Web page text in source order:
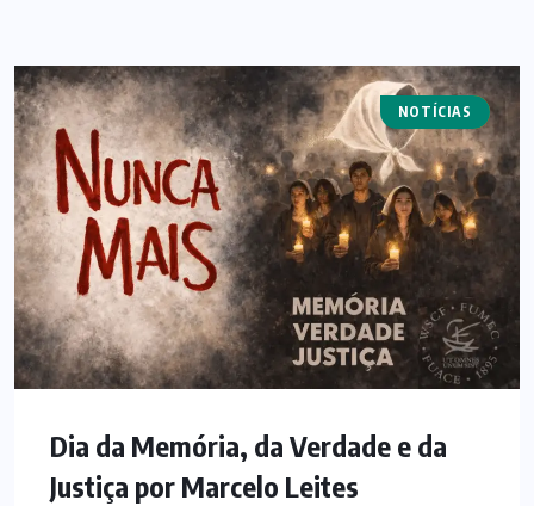
ARTIGOS
NOTÍCIAS
Dia da Memória, da Verdade e da
Justiça por Marcelo Leites